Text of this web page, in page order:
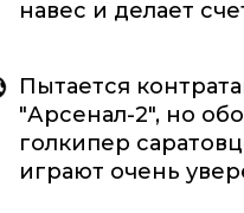
навес и делает
Пытается
"Арсенал-2", но
голкипер
играют очень